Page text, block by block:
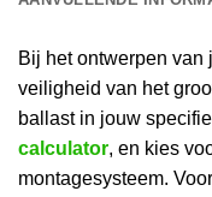
Bij het ontwerpen
veiligheid van het
ballast in jouw
calculator, en kies
montagesysteem.